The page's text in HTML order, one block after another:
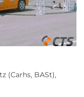
(Carhs, BASt),